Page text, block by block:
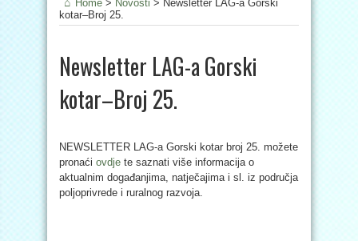
Home > Novosti > Newsletter LAG-a Gorski
kotar–Broj 25.
Newsletter LAG-a Gorski
kotar–Broj 25.
NEWSLETTER LAG-a Gorski kotar broj 25. možete
pronaći ovdje te saznati više informacija o
aktualnim događanjima, natječajima i sl. iz područja
poljoprivrede i ruralnog razvoja.